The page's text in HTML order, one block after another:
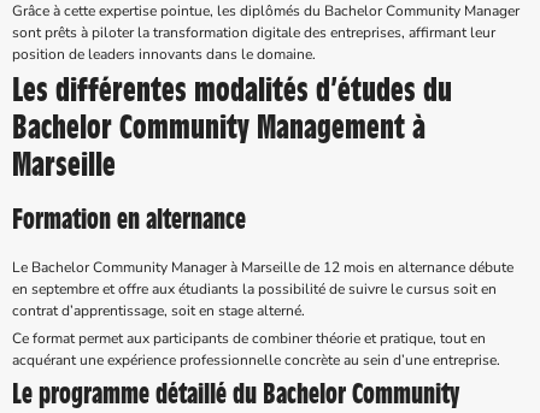
Grâce à cette expertise pointue, les diplômés du Bachelor Community Manager
sont prêts à piloter la transformation digitale des entreprises, affirmant leur
position de leaders innovants dans le domaine.
Les différentes modalités d’études du
Bachelor Community Management à
Marseille
Formation en alternance
Le Bachelor Community Manager à Marseille de 12 mois en alternance débute
en septembre et offre aux étudiants la possibilité de suivre le cursus soit en
contrat d’apprentissage, soit en stage alterné.
Ce format permet aux participants de combiner théorie et pratique, tout en
acquérant une expérience professionnelle concrète au sein d’une entreprise.
Le programme détaillé du Bachelor Community